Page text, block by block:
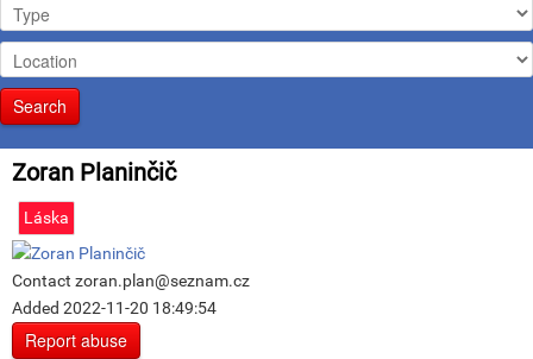
Search
Zoran Planinčič
Láska
Contact zoran.plan@seznam.cz
Added 2022-11-20 18:49:54
Report abuse